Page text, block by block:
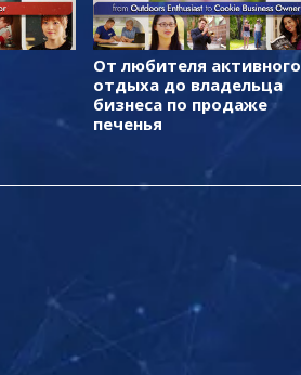
От любителя активного
отдыха до владельца
бизнеса по продаже
печенья